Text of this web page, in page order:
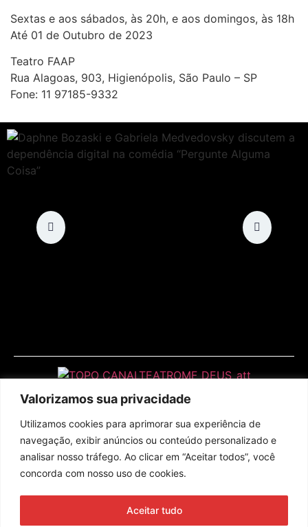
Valorizamos sua privacidade
Utilizamos cookies para aprimorar sua experiência de
navegação, exibir anúncios ou conteúdo personalizado e
analisar nosso tráfego. Ao clicar em “Aceitar todos”, você
concorda com nosso uso de cookies.
Aceitar tudo
Sextas e aos sábados, às 20h, e aos domingos, às 18h
Até 01 de Outubro de 2023
Teatro FAAP
Rua Alagoas, 903, Higienópolis, São Paulo – SP
Fone: 11 97185-9332
Assine nossa newsletter